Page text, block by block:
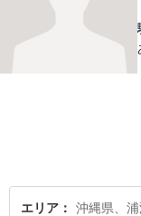
エリア 沖縄県、